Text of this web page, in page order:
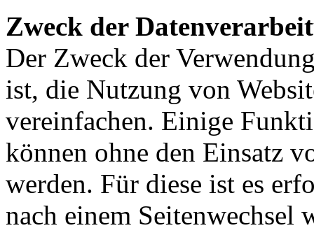
Zweck der
Der Zweck der
ist, die Nutzung von
vereinfachen. Einige
können ohne den Einsatz
werden. Für diese ist es
nach einem Seitenwechsel